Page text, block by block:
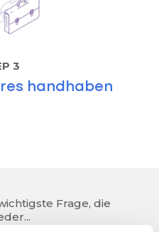
3
handhaben
Frage, die